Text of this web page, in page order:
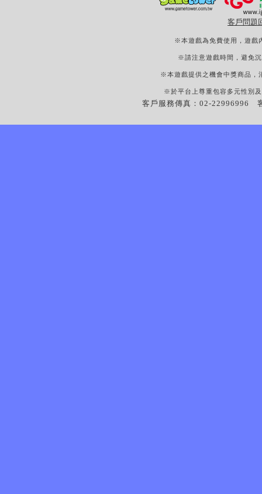
客戶問題
※本遊戲為免費使用，遊戲
※請注意遊戲時間，避免
※本遊戲提供之機會中獎商品，
※於平台上尊重包容多元性別
客戶服務傳真：02-22996996